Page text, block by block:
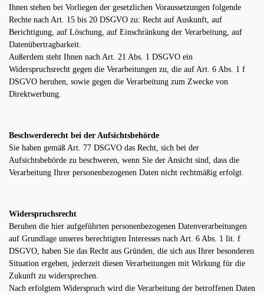
Ihnen stehen bei Vorliegen der gesetzlichen Voraussetzungen folgende
Rechte nach Art. 15 bis 20 DSGVO zu: Recht auf Auskunft, auf
Berichtigung, auf Löschung, auf Einschränkung der Verarbeitung, auf
Datenübertragbarkeit.
Außerdem steht Ihnen nach Art. 21 Abs. 1 DSGVO ein
Widerspruchsrecht gegen die Verarbeitungen zu, die auf Art. 6 Abs. 1 f
DSGVO beruhen, sowie gegen die Verarbeitung zum Zwecke von
Direktwerbung.
Beschwerderecht bei der Aufsichtsbehörde
Sie haben gemäß Art. 77 DSGVO das Recht, sich bei der
Aufsichtsbehörde zu beschweren, wenn Sie der Ansicht sind, dass die
Verarbeitung Ihrer personenbezogenen Daten nicht rechtmäßig erfolgt.
Widerspruchsrecht
Beruhen die hier aufgeführten personenbezogenen Datenverarbeitungen
auf Grundlage unseres berechtigten Interesses nach Art. 6 Abs. 1 lit. f
DSGVO, haben Sie das Recht aus Gründen, die sich aus Ihrer besonderen
Situation ergeben, jederzeit diesen Verarbeitungen mit Wirkung für die
Zukunft zu widersprechen.
Nach erfolgtem Widerspruch wird die Verarbeitung der betroffenen Daten